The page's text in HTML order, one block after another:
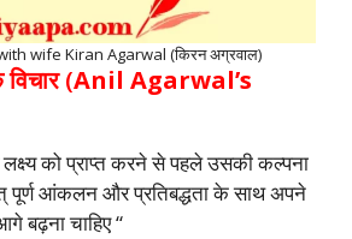
wife Kiran Agarwal (किरन अग्रवाल)
(Anil Agarwal’s
को प्राप्त करने से पहले उसकी कल्पना
पूर्ण आंकलन और प्रतिबद्धता के साथ अपने
बढ़ना चाहिए “